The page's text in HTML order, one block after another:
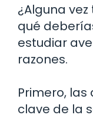
¿Alguna
qué
estudiar
razones.
Primero,
clave de la